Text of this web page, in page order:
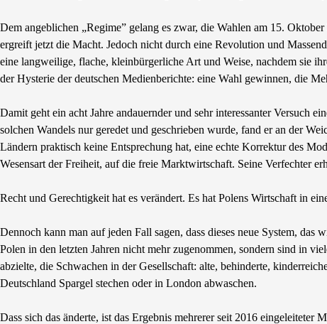
Dem angeblichen „Regime” gelang es zwar, die Wahlen am 15.
ergreift jetzt die Macht. Jedoch nicht durch eine Revolution und
eine langweilige, flache, kleinbürgerliche Art und Weise, nachdem sie
der Hysterie der deutschen Medienberichte: eine Wahl gewinnen, die
Damit geht ein acht Jahre andauernder und sehr interessanter Versuch
solchen Wandels nur geredet und geschrieben wurde, fand er an der
Ländern praktisch keine Entsprechung hat, eine echte Korrektur des
Wesensart der Freiheit, auf die freie Marktwirtschaft. Seine Verfechter
Recht und Gerechtigkeit hat es verändert. Es hat Polens Wirtschaft in
Dennoch kann man auf jeden Fall sagen, dass dieses neue System,
Polen in den letzten Jahren nicht mehr zugenommen, sondern sind in
abzielte, die Schwachen in der Gesellschaft: alte, behinderte,
Deutschland Spargel stechen oder in London abwaschen.
Dass sich das änderte, ist das Ergebnis mehrerer seit 2016